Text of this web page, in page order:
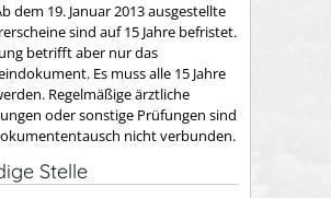
dem 19. Januar 2013 ausgestellte
sind auf 15 Jahre befristet.
betrifft aber nur das
Es muss alle 15 Jahre
Regelmäßige ärztliche
oder sonstige Prüfungen sind
nicht verbunden.
Stelle